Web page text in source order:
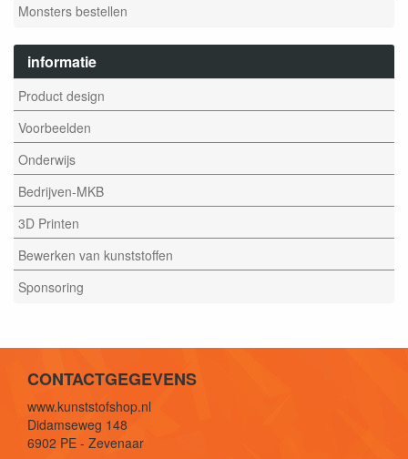
Monsters bestellen
informatie
Product design
Voorbeelden
Onderwijs
Bedrijven-MKB
3D Printen
Bewerken van kunststoffen
Sponsoring
CONTACTGEGEVENS
www.kunststofshop.nl
Didamseweg 148
6902 PE - Zevenaar